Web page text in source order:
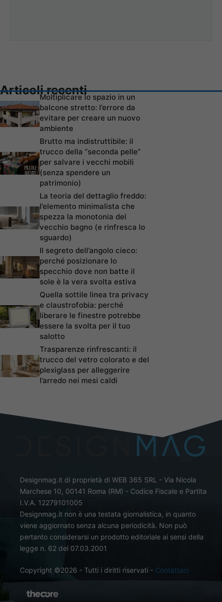
Articoli recenti
Moltiplicare lo spazio in un
balcone stretto: l’errore da
evitare per creare un nuovo
ambiente
Brutto ma indistruttibile: il
trucco della “seconda pelle”
per salvare i vecchi mobili
(senza spendere un
patrimonio)
La teoria del dettaglio freddo:
l’elemento minimalista che
spezza la monotonia del
vecchio bagno (e rinfresca lo
sguardo)
Il segreto dell’angolo cieco:
perché posizionare lo
specchio dove non batte il
sole è la vera svolta estiva
Quella sottile linea tra privacy
e claustrofobia: perché
liberare le finestre potrebbe
essere la svolta per il tuo
salotto
Trasparenze rinfrescanti: il
trucco del vetro colorato e del
plexiglass per alleggerire
l’arredo nei mesi caldi
Designmag.it di proprietà di WEB 365 SRL - Via Nicola
Marchese 10, 00141 Roma (RM) - Codice Fiscale e Partita
I.V.A. 12279101005
Designmag.it non è una testata giornalistica, in quanto
viene aggiornato senza alcuna periodicità. Non può
pertanto considerarsi un prodotto editoriale ai sensi della
legge n. 62 del 07.03.2001
Copyright ©2026 - Tutti i diritti riservati - Contattaci